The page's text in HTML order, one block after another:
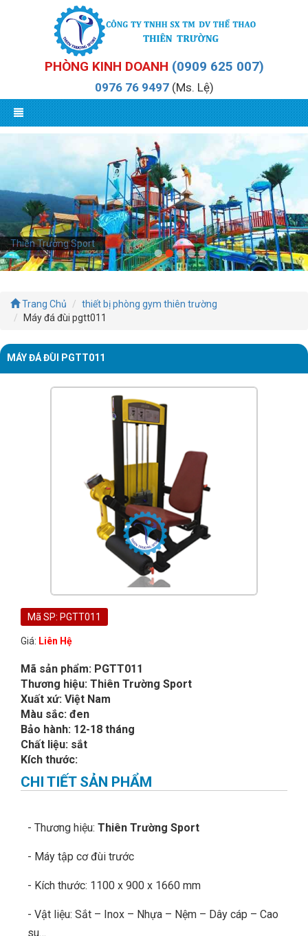
PHÒNG KINH DOANH (0909 625 007)
0976 76 9497(Ms. Lệ)
Thiên Trường Sport
Trang Chủ
thiết bị phòng gym thiên trường
Máy đá đùi pgtt011
MÁY ĐÁ ĐÙI PGTT011
Mã SP: PGTT011
Giá: Liên Hệ
Mã sản phẩm: PGTT011
Thương hiệu: Thiên Trường Sport
Xuất xứ: Việt Nam
Màu sắc: đen
Bảo hành: 12-18 tháng
Chất liệu: sắt
Kích thước:
CHI TIẾT SẢN PHẨM
- Thương hiệu: Thiên Trường Sport
- Máy tập cơ đùi trước
- Kích thước: 1100 x 900 x 1660 mm
- Vật liệu: Sắt – Inox – Nhựa – Nệm – Dây cáp – Cao
su…